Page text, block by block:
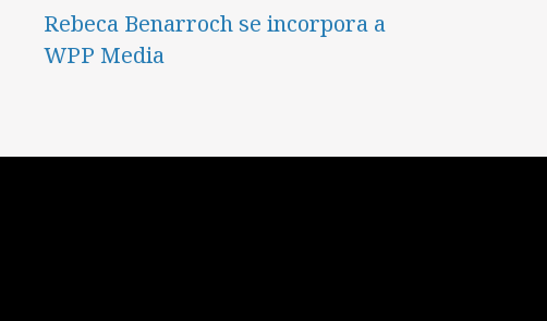
Rebeca Benarroch se incorpora a
WPP Media